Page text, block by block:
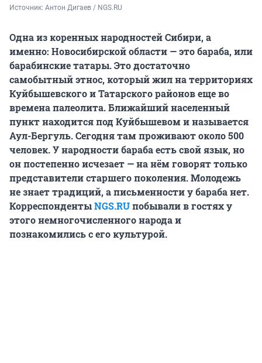
Источник: Антон Дигаев / NGS.RU
Одна из коренных народностей Сибири, а
именно: Новосибирской области — это бараба, или
барабинские татары. Это достаточно
самобытный этнос, который жил на территориях
Куйбышевского и Татарского районов еще во
времена палеолита. Ближайший населенный
пункт находится под Куйбышевом и называется
Аул-Бергуль. Сегодня там проживают около 500
человек. У народности бараба есть свой язык, но
он постепенно исчезает — на нём говорят только
представители старшего поколения. Молодежь
не знает традиций, а письменности у бараба нет.
КорреспондентыNGS.RUпобывали в гостях у
этого немногочисленного народа и
познакомились с его культурой.